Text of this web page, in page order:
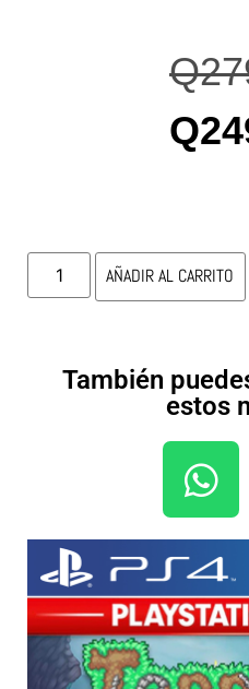
Q
Q
AÑADIR AL CARRITO
También
estos